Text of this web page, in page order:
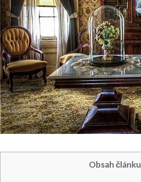
Obsah článku